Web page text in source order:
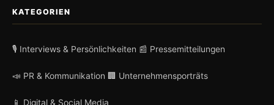
KATEGORIEN
🎙️ Interviews & Persönlichkeiten 📰 Pressemitteilungen
📣 PR & Kommunikation 🏢 Unternehmensporträts
📱 Digital & Social Media